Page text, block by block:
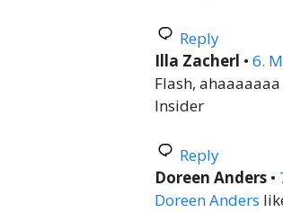
Reply
Illa Zacherl • 6.
Flash,
Insider
Reply
Doreen Anders •
Doreen Anders